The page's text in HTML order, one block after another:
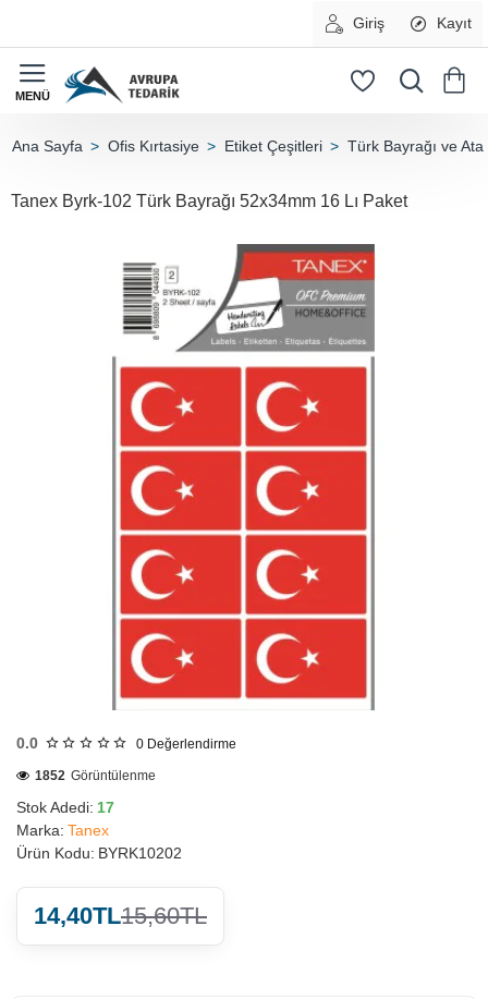
Giriş Kayıt
Ofis Kırtasiye Etiket Çeşitleri Türk Bayrağı ve
Tanex Byrk-102 Türk Bayrağı 52x34mm 16 Lı Paket
0.0 0 Değerlendirme
Stok Adedi: 17
Marka: Tanex
Ürün Kodu: BYRK10202
1852 Görüntülenme
14,40TL15,60TL